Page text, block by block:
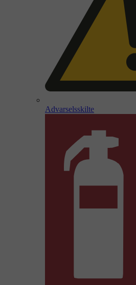
Advarselsskilte